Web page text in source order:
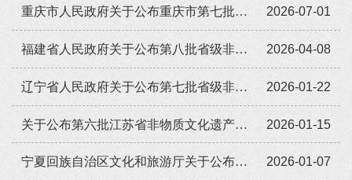
2026-07-01
重庆市人民政府关于公布重庆市第七批市级非物质文化遗产代表性项目名录的通知（渝府发〔2026〕12号）
2026-04-08
福建省人民政府关于公布第八批省级非物质文化遗产代表性项目名录的通知（闽政〔2026〕3号）
2026-01-22
辽宁省人民政府关于公布第七批省级非物质文化遗产代表性项目名录的通知（2026）
2026-01-15
关于公布第六批江苏省非物质文化遗产代表性传承人的通知（2025）
2026-01-07
宁夏回族自治区文化和旅游厅关于公布第七批自治区级非物质文化遗产代表性传承人的通知（2025）